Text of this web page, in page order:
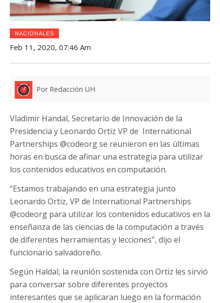
NACIONALES
Feb 11, 2020, 07:46 Am
Por Redacción UH
Vladimir Handal, Secretario de Innovación de la
Presidencia y Leonardo Ortiz VP de International
Partnerships @codeorg se reunieron en las últimas
horas en busca de afinar una estrategia para utilizar
los contenidos educativos en computación.
“Estamos trabajando en una estrategia junto
Leonardo Ortiz, VP de International Partnerships
@codeorg para utilizar los contenidos educativos en la
enseñanza de las ciencias de la computación a través
de diferentes herramientas y lecciones”, dijo el
funcionario salvadoreño.
Según Haldal, la reunión sostenida con Ortiz les sirvió
para conversar sobre diferentes proyectos
interesantes que se aplicaran luego en la formación